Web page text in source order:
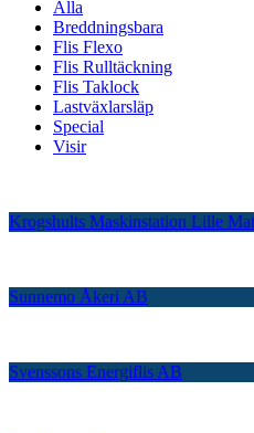
Alla
Breddningsbara
Flis Flexo
Flis Rulltäckning
Flis Taklock
Lastväxlarsläp
Special
Visir
Krogshults Maskinstation Lille
Sunnemo Åkeri AB
Svenssons Energiflis AB